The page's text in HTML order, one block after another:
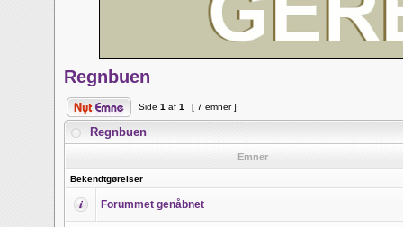
Regnbuen
Side 1 af 1 [ 7 emner ]
Regnbuen
Emner
Bekendtgørelser
Forummet genåbnet